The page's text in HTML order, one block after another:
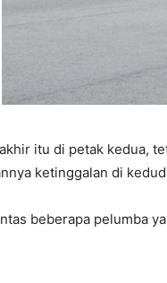
itu di petak kedua,
ketinggalan di
beberapa pelumba